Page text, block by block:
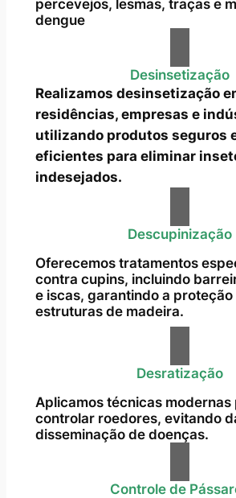
percevejos, lesmas, traças e
dengue
Desinsetização
Realizamos desinsetização
residências, empresas e
utilizando produtos seguros
eficientes para eliminar
indesejados.
Descupinização
Oferecemos tratamentos
contra cupins, incluindo
e iscas, garantindo a proteção
estruturas de madeira.
Desratização
Aplicamos técnicas modernas
controlar roedores, evitando
disseminação de doenças.
Controle de